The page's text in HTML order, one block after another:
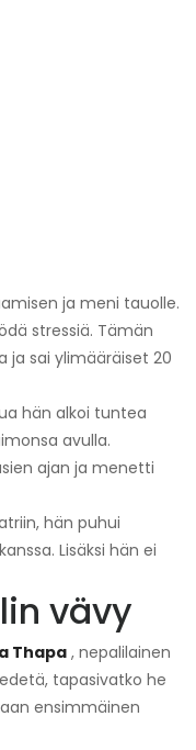
ja meni tauolle.
stressiä. Tämän
ja sai ylimääräiset 20
hän alkoi tuntea
avulla.
ajan ja menetti
hän puhui
Lisäksi hän ei
vävy
Thapa, nepalilainen
tapasivatko he
ensimmäinen